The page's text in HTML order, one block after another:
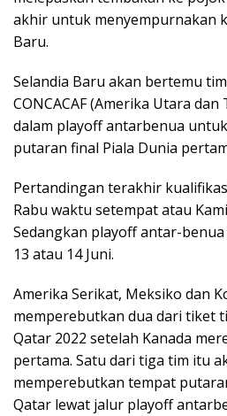
akhir untuk menyempurnakan
Baru.
Selandia Baru akan bertemu
CONCACAF (Amerika Utara
dalam playoff antarbenua
putaran final Piala Dunia
Pertandingan terakhir
Rabu waktu setempat atau
Sedangkan playoff antar-
13 atau 14 Juni.
Amerika Serikat, Meksiko dan
memperebutkan dua dari tiket
Qatar 2022 setelah Kanada
pertama. Satu dari tiga tim itu
memperebutkan tempat
Qatar lewat jalur playoff